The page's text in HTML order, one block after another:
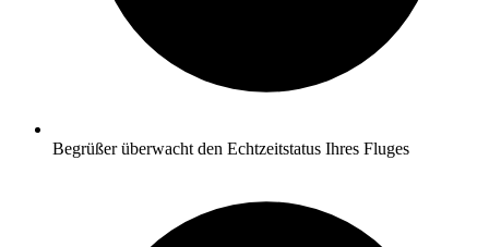
Begrüßer überwacht den Echtzeitstatus Ihres Fluges